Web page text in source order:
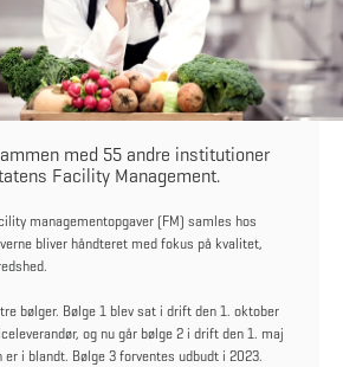
med 55 andre institutioner
Facility Management.
managementopgaver (FM) samles hos
bliver håndteret med fokus på kvalitet,
bølger. Bølge 1 blev sat i drift den 1. oktober
og nu går bølge 2 i drift den 1. maj
i blandt. Bølge 3 forventes udbudt i 2023.